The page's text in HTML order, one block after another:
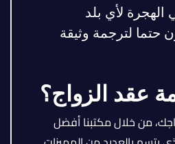
الهجرة لأي بلد
حتما لترجمة وثيقة
عقد الزواج؟
من خلال مكتبنا أفضل